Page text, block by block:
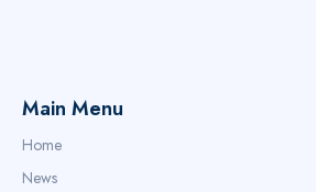
Main Menu
Home
News